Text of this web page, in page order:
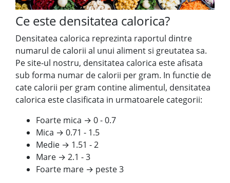
Ce este densitatea calorica?
Densitatea calorica reprezinta raportul dintre
numarul de calorii al unui aliment si greutatea sa.
Pe site-ul nostru, densitatea calorica este afisata
sub forma numar de calorii per gram. In functie de
cate calorii per gram contine alimentul, densitatea
calorica este clasificata in urmatoarele categorii:
Foarte mica → 0 - 0.7
Mica → 0.71 - 1.5
Medie → 1.51 - 2
Mare → 2.1 - 3
Foarte mare → peste 3